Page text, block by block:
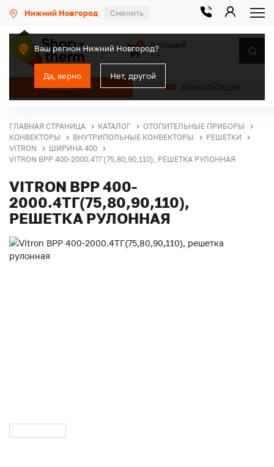
Нижний Новгород Сменить
Ваш регион Нижний Новгород?
Да, верно Нет, другой
КАТАЛОГ КОНСУЛЬТАЦИЯ
0
0 позиций
ГЛАВНАЯ СТРАНИЦА КАТАЛОГ
ОТОПИТЕЛЬНЫЕ ПРИБОРЫ
КОНВЕКТОРЫ
ВНУТРИПОЛЬНЫЕ КОНВЕКТОРЫ
РЕШЕТКИ
VITRON
ШИРИНА 400
VITRON ВРР 400-2000.4ТГ(75,80,90,110), РЕШЕТКА РУЛОННАЯ
VITRON ВРР 400-
2000.4ТГ(75,80,90,110),
РЕШЕТКА РУЛОННАЯ